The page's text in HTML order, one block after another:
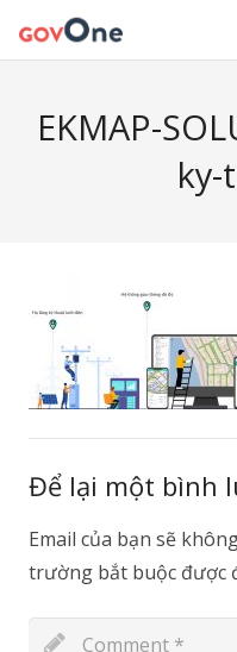
GIẢI PHÁP
TẢI ỨNG DỤNG
LIÊN HỆ
EKMAP-
ky-
Để lại một bình
Email của bạn sẽ
trường bắt buộc được